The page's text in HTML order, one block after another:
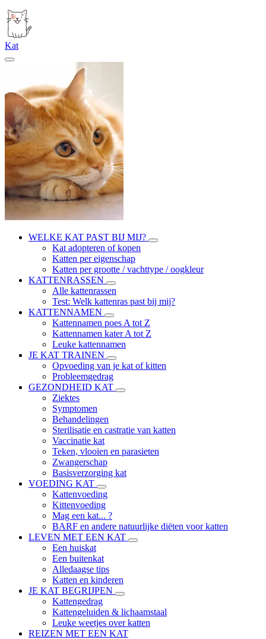
Kat
WELKE KAT PAST BIJ MIJ?
Kat adopteren of kopen
Katten per eigenschap
Katten per grootte / vachttype / oogkleur
KATTENRASSEN
Alle kattenrassen
Test: Welk kattenras past bij mij?
KATTENNAMEN
Kattennamen poes A tot Z
Kattennamen kater A tot Z
Leuke kattennamen
JE KAT TRAINEN
Opvoeding van je kat of kitten
Probleemgedrag
GEZONDHEID KAT
Ziektes
Symptomen
Behandelingen
Sterilisatie en castratie van katten
Vaccinatie kat
Teken, vlooien en parasieten
Zwangerschap
Basisverzorging kat
VOEDING KAT
Kattenvoeding
Kittenvoeding
Mag een kat... ?
BARF en andere natuurlijke diëten voor katten
LEVEN MET EEN KAT
Een huiskat
Een buitenkat
Alledaagse tips
Katten en kinderen
JE KAT BEGRIJPEN
Kattengedrag
Kattengeluiden & lichaamstaal
Leuke weetjes over katten
REIZEN MET EEN KAT